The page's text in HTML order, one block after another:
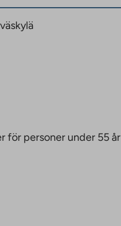
för personer under 55 år